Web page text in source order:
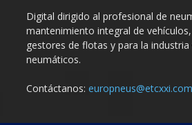
Digital dirigido al profesional de
mantenimiento integral de
gestores de flotas y para la
neumáticos.
Contáctanos: europneus@etcxxi.com